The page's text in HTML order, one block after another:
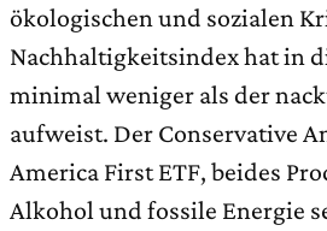
ökologischen und sozialen
Nachhaltigkeitsindex hat in
minimal weniger als der
aufweist. Der Conservative
America First ETF, beides
Alkohol und fossile Energie